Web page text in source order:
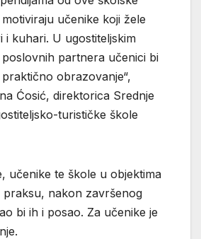
učenike koji žele
i kuhari. U ugostiteljskim
partnera učenici bi
obrazovanje“,
Ćosić, direktorica Srednje
turističke škole
učenike te škole u objektima
praksu, nakon završenog
bi ih i posao. Za učenike je